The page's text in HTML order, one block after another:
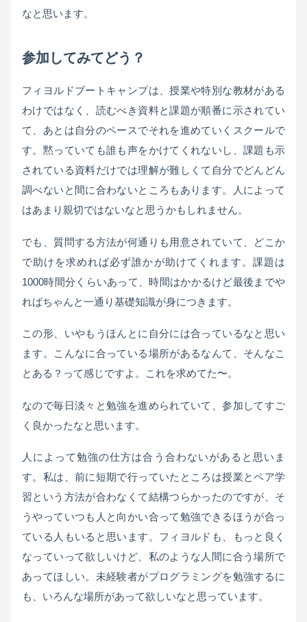
なと思います。
参加してみてどう？
フィヨルドブートキャンプは、授業や特別な教材がある
わけではなく、読むべき資料と課題が順番に示されてい
て、あとは自分のペースでそれを進めていくスクールで
す。黙っていても誰も声をかけてくれないし、課題も示
されている資料だけでは理解が難しくて自分でどんどん
調べないと間に合わないところもあります。人によって
はあまり親切ではないなと思うかもしれません。
でも、質問する方法が何通りも用意されていて、どこか
で助けを求めれば必ず誰かが助けてくれます。課題は
1000時間分くらいあって、時間はかかるけど最後までや
ればちゃんと一通り基礎知識が身につきます。
この形、いやもうほんとに自分には合っているなと思い
ます。こんなに合っている場所があるなんて、そんなこ
とある？って感じですよ。これを求めてた〜。
なので毎日淡々と勉強を進められていて、参加してすご
く良かったなと思います。
人によって勉強の仕方は合う合わないがあると思いま
す。私は、前に短期で行っていたところは授業とペア学
習という方法が合わなくて結構つらかったのですが、そ
うやっていつも人と向かい合って勉強できるほうが合っ
ている人もいると思います。フィヨルドも、もっと良く
なっていって欲しいけど、私のような人間に合う場所で
あってほしい。未経験者がプログラミングを勉強するに
も、いろんな場所があって欲しいなと思っています。